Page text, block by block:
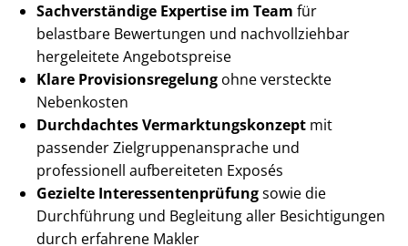
Sachverständige Expertise im Team für
belastbare Bewertungen und nachvollziehbar
hergeleitete Angebotspreise
Klare Pro­vi­si­ons­re­ge­lung ohne versteckte
Nebenkosten
Durchdachtes Ver­mark­tungs­kon­zept mit
passender Ziel­grup­pen­an­spra­che und
professionell aufbereiteten Exposés
Gezielte In­ter­es­sen­ten­prü­fungsowie die
Durchführung und Begleitung aller Besichtigungen
durch erfahrene Makler